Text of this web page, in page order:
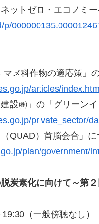
ットゼロ・エコノミ
マメ科作物の適応策」
articles/
設㈱」の「グリーン
private_sector/
QUAD）首脳会合」
plan/government/
炭素化に向けて～第
（一般傍聴なし）